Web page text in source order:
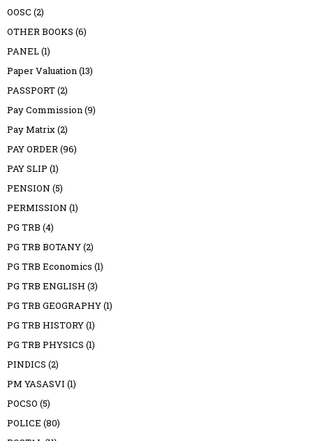
OOSC (2)
OTHER BOOKS (6)
PANEL(1)
Paper Valuation(13)
PASSPORT(2)
Pay Commission(9)
Pay Matrix(2)
PAY ORDER(96)
PAY SLIP (1)
PENSION (5)
PERMISSION (1)
PG TRB (4)
PG TRB BOTANY(2)
PG TRB Economics (1)
PG TRB ENGLISH (3)
PG TRB GEOGRAPHY(1)
PG TRB HISTORY(1)
PG TRB PHYSICS (1)
PINDICS (2)
PM YASASVI (1)
POCSO (5)
POLICE (80)